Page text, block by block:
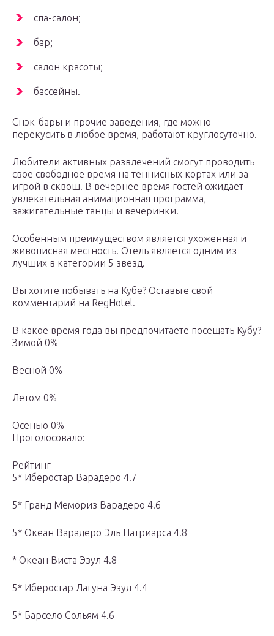
спа-салон;
бар;
салон красоты;
бассейны.
Снэк-бары и прочие заведения, где можно
перекусить в любое время, работают круглосуточно.
Любители активных развлечений смогут проводить
свое свободное время на теннисных кортах или за
игрой в сквош. В вечернее время гостей ожидает
увлекательная анимационная программа,
зажигательные танцы и вечеринки.
Особенным преимуществом является ухоженная и
живописная местность. Отель является одним из
лучших в категории 5 звезд.
Вы хотите побывать на Кубе? Оставьте свой
комментарий на RegHotel.
В какое время года вы предпочитаете посещать Кубу?
Зимой 0%
Весной 0%
Летом 0%
Осенью 0%
Проголосовало:
Рейтинг
5* Иберостар Варадеро 4.7
5* Гранд Мемориз Варадеро 4.6
5* Океан Варадеро Эль Патриарса 4.8
* Океан Виста Эзул 4.8
5* Иберостар Лагуна Эзул 4.4
5* Барсело Сольям 4.6